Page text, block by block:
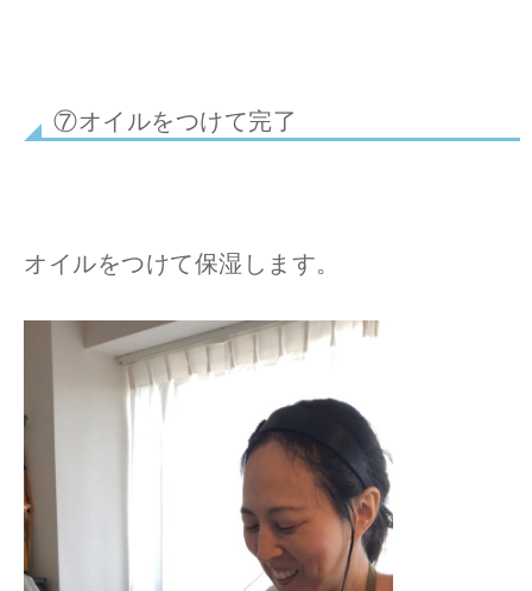
⑦オイルをつけて完了
オイルをつけて保湿します。